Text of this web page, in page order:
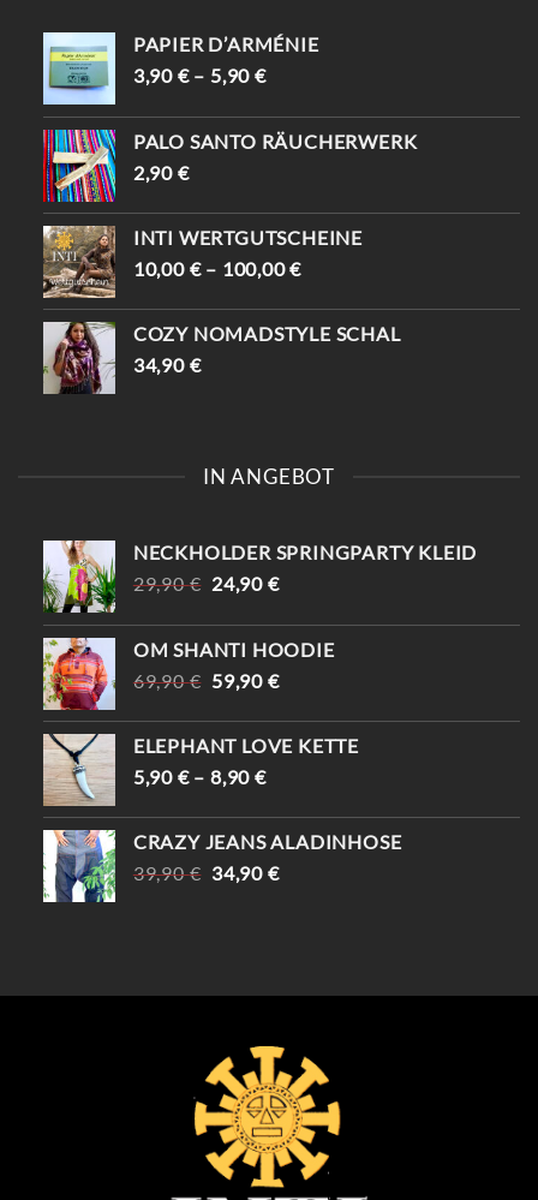
PAPIER D’ARMÉNIE
3,90 €– 5,90€
PALO SANTO RÄUCHERWERK
2,90 €
INTI WERTGUTSCHEINE
10,00 €– 100,00€
COZY NOMADSTYLE SCHAL
34,90 €
IN ANGEBOT
NECKHOLDER SPRINGPARTY KLEID
29,90€ URSPRÜNGLICHER
WAR:
29,90 €
24,90 €AKTUELLER
IST:
24,90 €.
OM SHANTI HOODIE
69,90€ URSPRÜNGLICHER
WAR:
69,90 €
59,90 €AKTUELLER
IST:
59,90 €.
ELEPHANT LOVE KETTE
5,90 €–8,90€
CRAZY JEANS ALADINHOSE
39,90€ URSPRÜNGLICHER
34,90 €AKTUELLER